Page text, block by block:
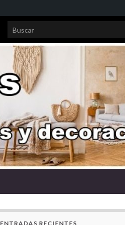
Search for:
ENTRADAS RECIENTES